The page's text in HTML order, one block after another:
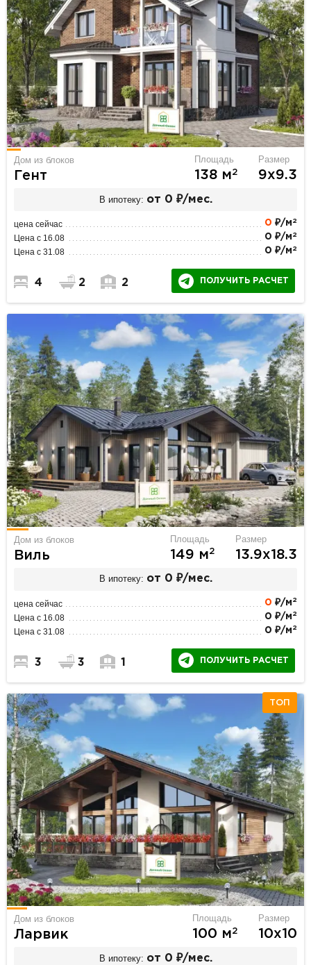
Дом из блоков
Гент
Площадь
138 м2
Размер
9х9.3
В ипотеку: от 0 ₽/мес.
цена сейчас 0 ₽/м 2
Цена с 16.08 0 ₽/м 2
Цена с 31.08 0 ₽/м 2
4 2 2 ПОЛУЧИТЬ РАСЧЕТ
Дом из блоков
Виль
Площадь
149 м2
Размер
13.9х18.3
В ипотеку: от 0 ₽/мес.
цена сейчас 0 ₽/м 2
Цена с 16.08 0 ₽/м 2
Цена с 31.08 0 ₽/м 2
3 3 1 ПОЛУЧИТЬ РАСЧЕТ
ТОП
Дом из блоков
Ларвик
Площадь
100 м2
Размер
10х10
В ипотеку: от 0 ₽/мес.